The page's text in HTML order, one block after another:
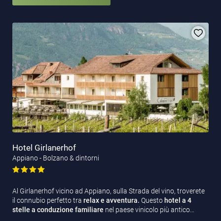
Hotel Girlanerhof
Appiano - Bolzano & dintorni
Al Girlanerhof vicino ad Appiano, sulla Strada del vino, troverete
il connubio perfetto tra relax e avventura. Questo hotel a 4
stelle a conduzione familiare nel paese vinicolo più antico…